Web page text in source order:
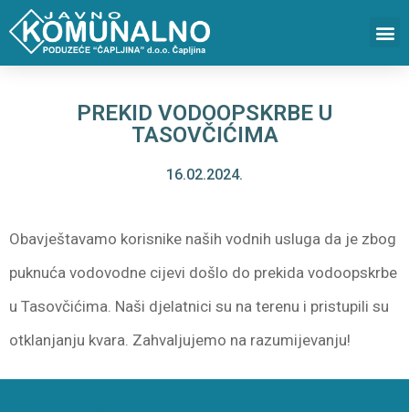
PREKID VODOOPSKRBE U
TASOVČIĆIMA
16.02.2024.
Obavještavamo korisnike naših vodnih usluga da je zbog
puknuća vodovodne cijevi došlo do prekida vodoopskrbe
u Tasovčićima. Naši djelatnici su na terenu i pristupili su
otklanjanju kvara. Zahvaljujemo na razumijevanju!